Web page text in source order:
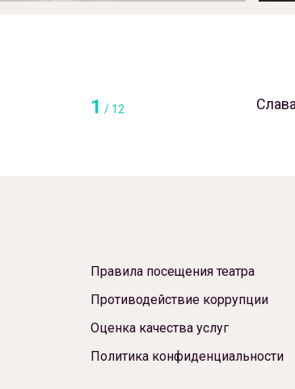
1 / 12
Правила посещения театра
Противодействие коррупции
Оценка качества услуг
Политика конфиденциальности